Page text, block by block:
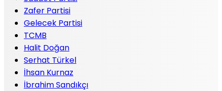
Zafer Partisi
Gelecek Partisi
TCMB
Halit Doğan
Serhat Türkel
İhsan Kurnaz
İbrahim Sandıkçı